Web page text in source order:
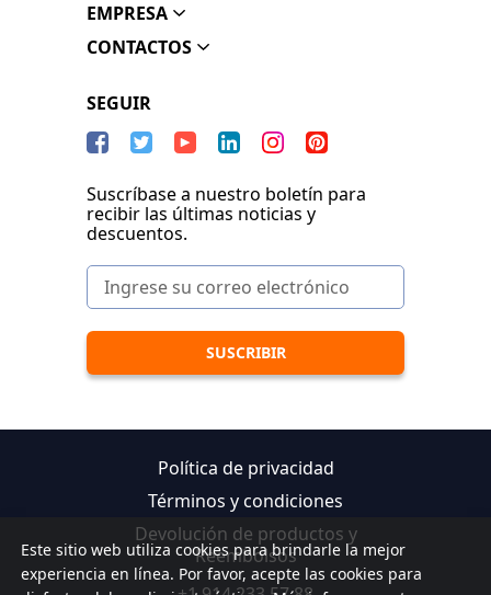
Este sitio web utiliza cookies para brindarle la mejor
experiencia en línea. Por favor, acepte las cookies para
EMPRESA
CONTACTOS
SEGUIR
Suscríbase a nuestro boletín para
recibir las últimas noticias y
descuentos.
Política de privacidad
Términos y condiciones
Devolución de productos y
Reembolsos